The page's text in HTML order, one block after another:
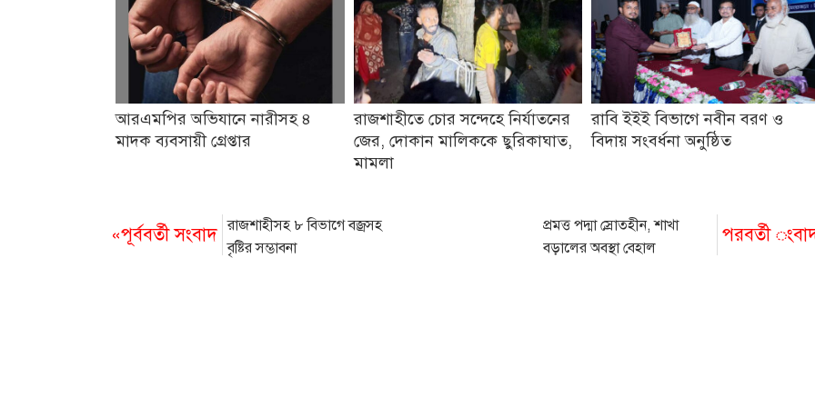
আরএমপির অভিযানে নারীসহ ৪
মাদক ব্যবসায়ী গ্রেপ্তার
রাজশাহীতে চোর সন্দেহে নির্যাতনের
জের, দোকান মালিককে ছুরিকাঘাত,
মামলা
রাবি ইইই বিভাগে নবীন বরণ ও
বিদায় সংবর্ধনা অনুষ্ঠিত
«পূর্ববর্তী সংবাদ রাজশাহীসহ ৮ বিভাগে বজ্রসহ
বৃষ্টির সম্ভাবনা
পরবর্তী
প্রমত্ত পদ্মা স্রোতহীন, শাখা
বড়ালের অবস্থা বেহাল